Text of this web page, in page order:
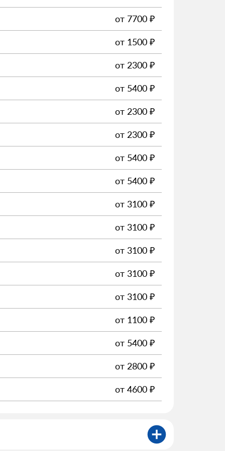
от 7700 ₽
от 1500 ₽
от 2300 ₽
от 5400 ₽
от 2300 ₽
от 2300 ₽
от 5400 ₽
от 5400 ₽
от 3100 ₽
от 3100 ₽
от 3100 ₽
от 3100 ₽
от 3100 ₽
от 1100 ₽
от 5400 ₽
от 2800 ₽
от 4600 ₽